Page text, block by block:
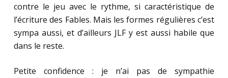
contre le jeu avec le rythme, si caractéristique de
l’écriture des Fables. Mais les formes régulières c’est
sympa aussi, et d’ailleurs JLF y est aussi habile que
dans le reste.
Petite confidence : je n’ai pas de sympathie